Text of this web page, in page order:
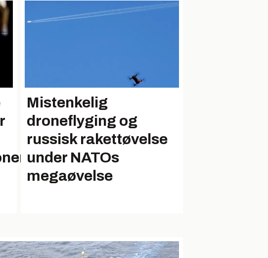
Mistenkelig
droneflyging og
russisk rakettøvelse
under NATOs
megaøvelse